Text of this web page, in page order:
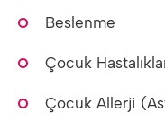
Beslenme
Çocuk
Çocuk Allerji